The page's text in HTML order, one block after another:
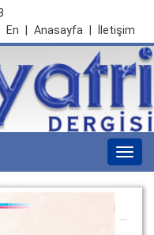
İletişim
Anasayfa
En